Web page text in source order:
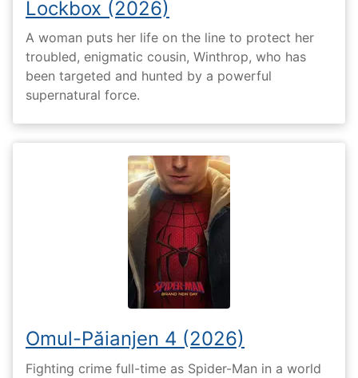
Lockbox (2026)
A woman puts her life on the line to protect her
troubled, enigmatic cousin, Winthrop, who has
been targeted and hunted by a powerful
supernatural force.
Omul-Păianjen 4 (2026)
Fighting crime full-time as Spider-Man in a world